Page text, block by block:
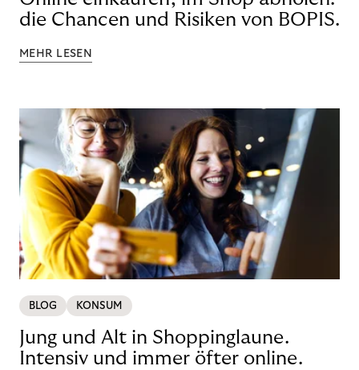
die Chancen und Risiken von BOPIS.
MEHR LESEN
BLOG KONSUM
Jung und Alt in Shoppinglaune.
Intensiv und immer öfter online.